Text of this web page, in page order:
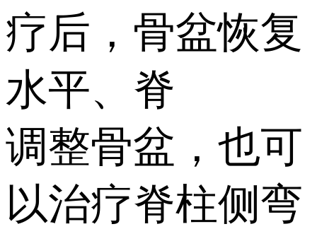
疗后，骨盆恢复
水平、脊
调整骨盆，也可
以治疗脊柱侧弯